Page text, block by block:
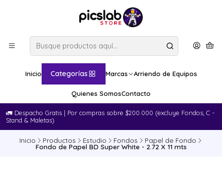
Inicio Categorías Marcas Arriendo de Equipos
Quienes SomosContacto
🚛​ Despacho Gratis | Por compras sobre $200.000 (excluye Fondos, C -
Stand & Maletas)
Inicio Productos Estudio Fondos Papel de Fondo
Fondo de Papel BD Super White - 2.72 X 11 mts